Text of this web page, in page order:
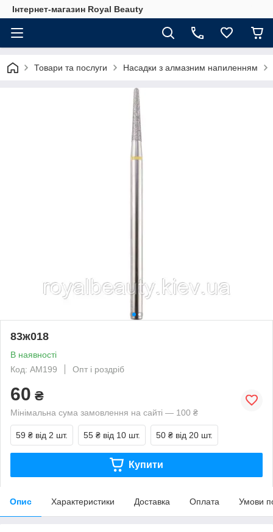
Інтернет-магазин Royal Beauty
Товари та послуги Насадки з алмазним напиленням
83ж018
В наявності
Код: АМ199
Опт і роздріб
60 ₴
Мінімальна сума замовлення на сайті — 100 ₴
59 ₴ від 2 шт. 55 ₴ від 10 шт. 50 ₴ від 20 шт.
Купити
Опис Характеристики Доставка Оплата Умови